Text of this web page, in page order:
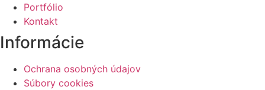
Portfólio
Kontakt
Informácie
Ochrana osobných údajov
Súbory cookies